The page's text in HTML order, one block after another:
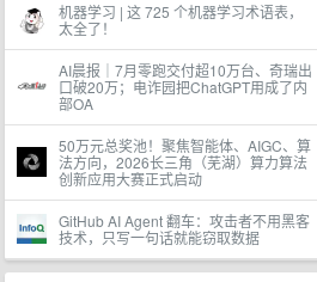
机器学习 | 这 725 个机器学习术语表，
太全了！
AI晨报｜7月零跑交付超10万台、奇瑞出
口破20万；电诈园把ChatGPT用成了内
部OA
50万元总奖池！聚焦智能体、AIGC、算
法方向，2026长三角（芜湖）算力算法
创新应用大赛正式启动
GitHub AI Agent 翻车：攻击者不用黑客
技术，只写一句话就能窃取数据